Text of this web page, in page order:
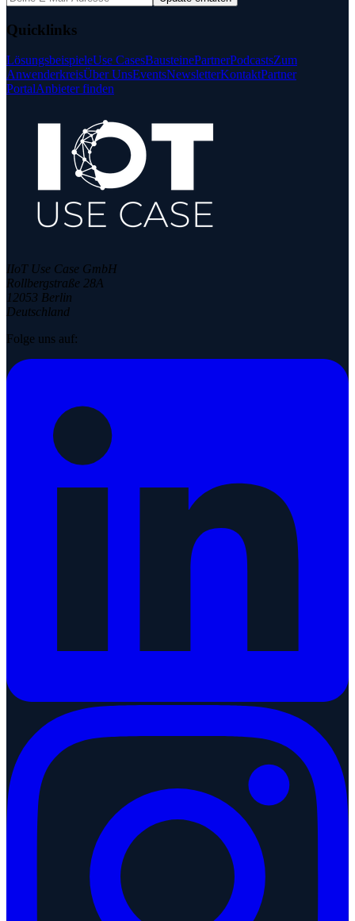
Quicklinks
LösungsbeispieleUse CasesBausteinePartnerPodcastsZum
AnwenderkreisÜber UnsEventsNewsletterKontaktPartner
PortalAnbieter finden
IIoT Use Case GmbH
Rollbergstraße 28A
12053 Berlin
Deutschland
Folge uns auf: